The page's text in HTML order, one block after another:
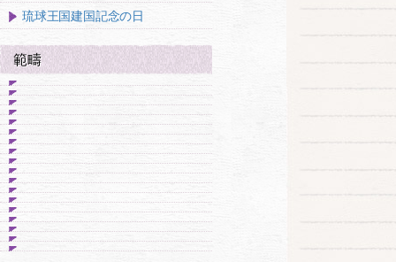
琉球王国建国記念の日
範疇